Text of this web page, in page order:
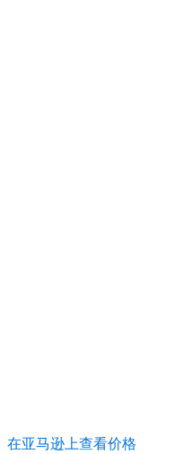
在亚马逊上查看价格